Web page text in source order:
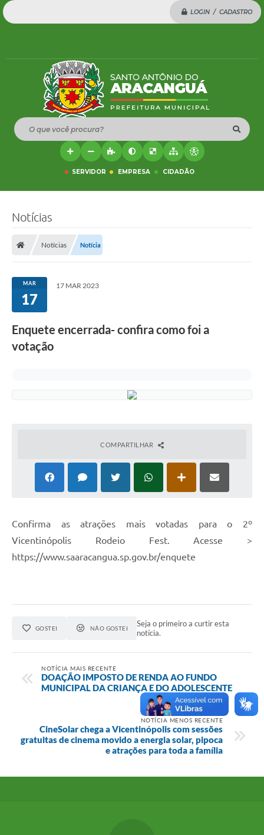
LOGIN / CADASTRO
O que você procura?
SERVIDOR EMPRESA CIDADÃO
Notícias
Notícias Notícia
MAR
17
17 MAR 2023
Enquete encerrada- confira como foi a
votação
COMPARTILHAR
Confirma as atrações mais votadas para o 2º
Vicentinópolis Rodeio Fest. Acesse >
https://www.saaracangua.sp.gov.br/enquete
GOSTEI NÃO GOSTEI
Seja o primeiro a curtir esta
notícia.
NOTÍCIA MAIS RECENTE
DOAÇÃO IMPOSTO DE RENDA AO FUNDO
MUNICIPAL DA CRIANÇA E DO ADOLESCENTE
NOTÍCIA MENOS RECENTE
CineSolar chega a Vicentinópolis com sessões
gratuitas de cinema movido a energia solar, pipoca
e atrações para toda a família